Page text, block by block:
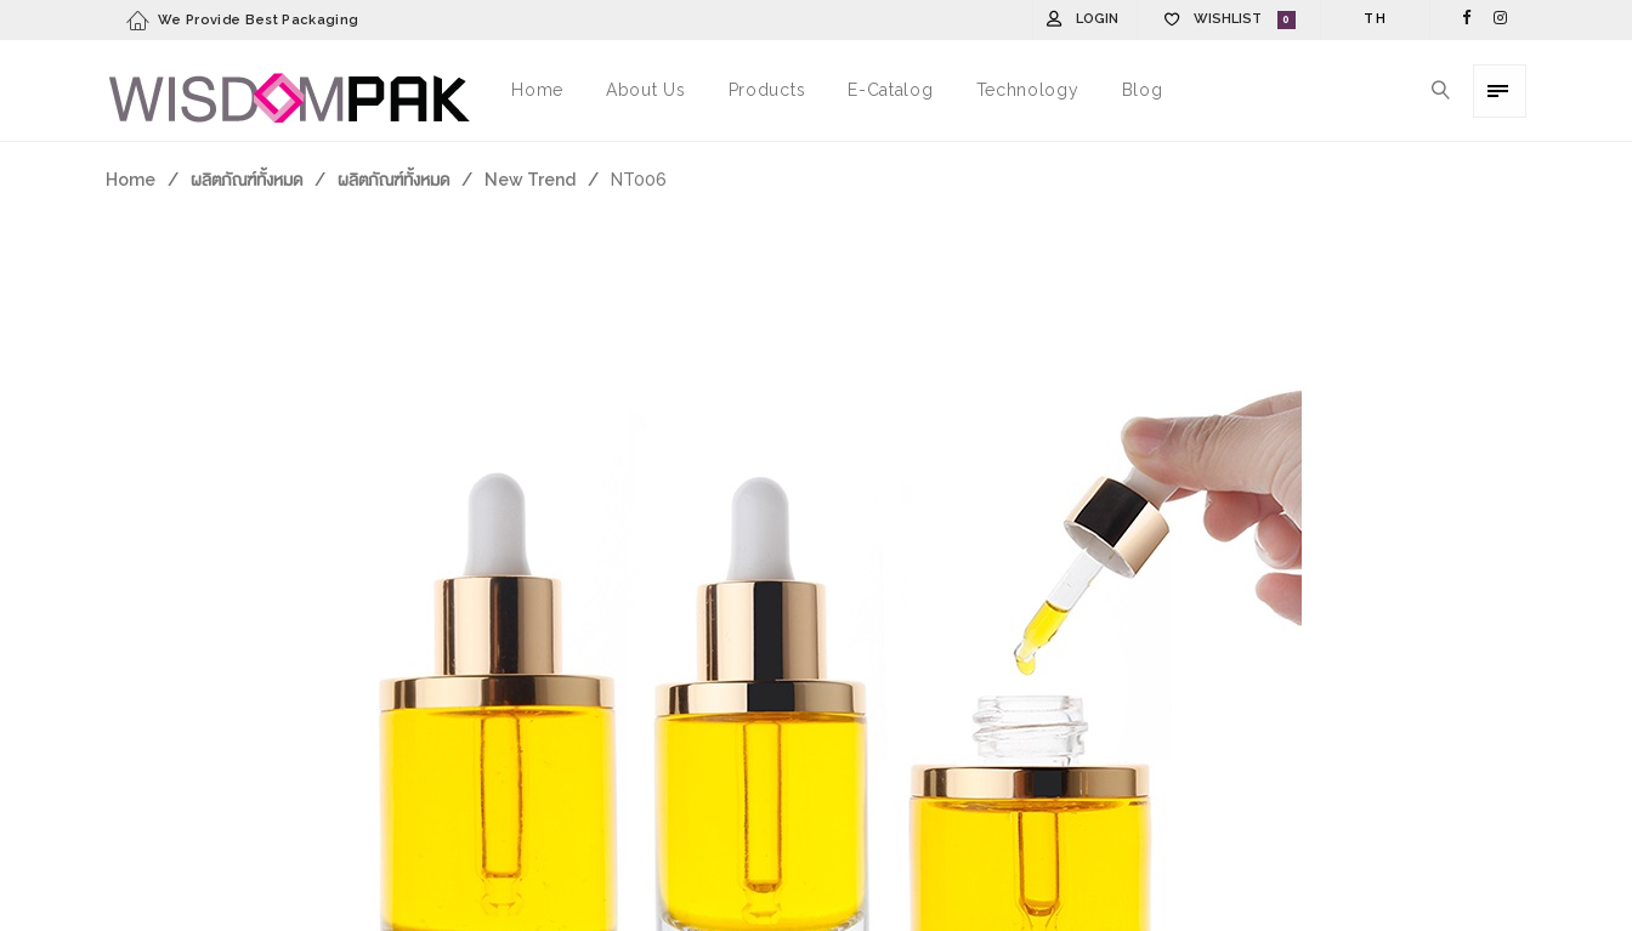
We Provide Best Packaging TH
0
WISHLIST
LOGIN
Home About Us Products E-Catalog Technology Blog
Home / ผลิตภัณฑ์ทั้งหมด / ผลิตภัณฑ์ทั้งหมด / New Trend / NT006